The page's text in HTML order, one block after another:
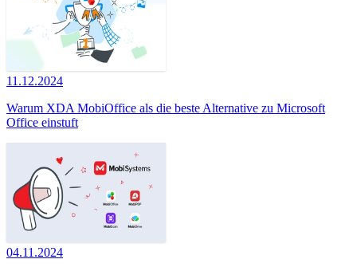
11.12.2024
Warum XDA MobiOffice als die beste Alternative zu Microsoft
Office einstuft
04.11.2024